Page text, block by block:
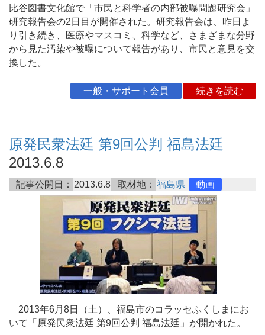
比谷図書文化館で「市民と科学者の内部被曝問題研究会」
研究報告会の2日目が開催された。研究報告会は、昨日よ
り引き続き、医療やマスコミ、科学など、さまざまな分野
から見た汚染や被曝について報告があり、市民と意見を交
換した。
一般・サポート会員 続きを読む
原発民衆法廷 第9回公判 福島法廷
2013.6.8
記事公開日： 2013.6.8 取材地： 福島県 動画
2013年6月8日（土）、福島市のコラッセふくしまにお
いて「原発民衆法廷 第9回公判 福島法廷」が開かれた。